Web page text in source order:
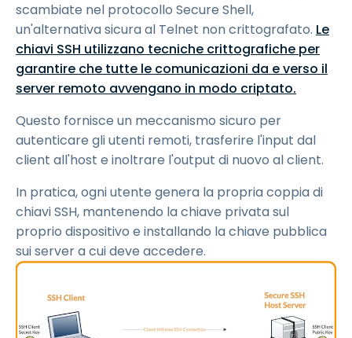
scambiate nel protocollo Secure Shell,
un'alternativa sicura al Telnet non crittografato. Le
chiavi SSH utilizzano tecniche crittografiche per
garantire che tutte le comunicazioni da e verso il
server remoto avvengano in modo criptato.
Questo fornisce un meccanismo sicuro per
autenticare gli utenti remoti, trasferire l'input dal
client all'host e inoltrare l'output di nuovo al client.
In pratica, ogni utente genera la propria coppia di
chiavi SSH, mantenendo la chiave privata sul
proprio dispositivo e installando la chiave pubblica
sui server a cui deve accedere.